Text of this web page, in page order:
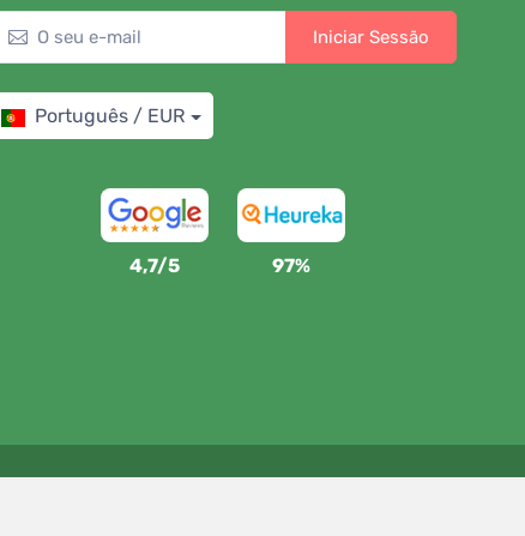
Iniciar Sessão
Português / EUR
4,7/5 97%